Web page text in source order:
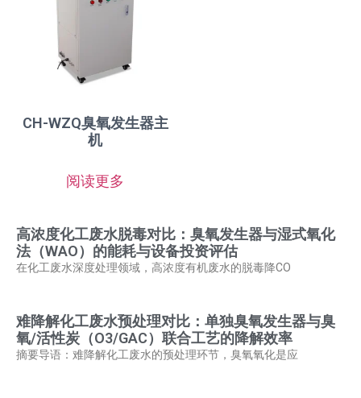
CH-WZQ臭氧发生器主
机
阅读更多
高浓度化工废水脱毒对比：臭氧发生器与湿式氧化
法（WAO）的能耗与设备投资评估
在化工废水深度处理领域，高浓度有机废水的脱毒降CO
难降解化工废水预处理对比：单独臭氧发生器与臭
氧/活性炭（O3/GAC）联合工艺的降解效率
摘要导语：难降解化工废水的预处理环节，臭氧氧化是应